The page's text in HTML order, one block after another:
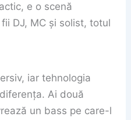
e o scenă
DJ, MC și solist, totul
iar tehnologia
Ai două
un bass pe care-l